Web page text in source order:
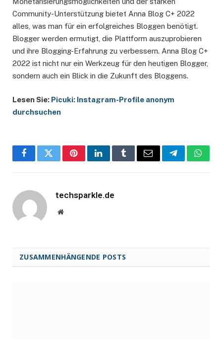
Community-Unterstützung bietet Anna Blog C+ 2022
alles, was man für ein erfolgreiches Bloggen benötigt.
Blogger werden ermutigt, die Plattform auszuprobieren
und ihre Blogging-Erfahrung zu verbessern. Anna Blog C+
2022 ist nicht nur ein Werkzeug für den heutigen Blogger,
sondern auch ein Blick in die Zukunft des Bloggens.
Lesen Sie: Picuki: Instagram-Profile anonym
durchsuchen
FacebookTwitterPinterestLinkedInTumblrEmail Telegram
techsparkle.de
Website
ZUSAMMENHÄNGENDE POSTS